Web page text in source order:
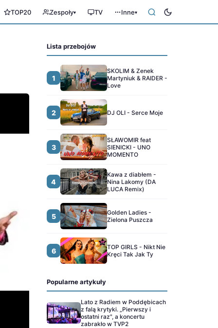
TOP20 Zespoły▾ TV Inne▾
Lista przebojów
1
SKOLIM & Zenek
Martyniuk & RAIDER -
Love
2 DJ OLI - Serce Moje
3
SŁAWOMIR feat
SIENICKI - UNO
MOMENTO
4
Kawa z diabłem -
Nina Lakomy (DA
LUCA Remix)
5
Golden Ladies -
Zielona Puszcza
6
TOP GIRLS - Nikt Nie
Kręci Tak Jak Ty
Popularne artykuły
Lato z Radiem w Poddębicach
z falą krytyki. „Pierwszy i
ostatni raz", a koncertu
zabrakło w TVP2